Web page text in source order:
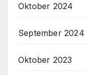
Oktober 2024
September 2024
Oktober 2023